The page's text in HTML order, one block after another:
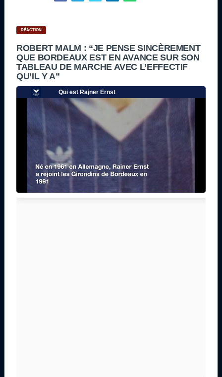
RÉACTION
ROBERT MALM : “JE PENSE SINCÈREMENT
QUE BORDEAUX EST EN AVANCE SUR SON
TABLEAU DE MARCHE AVEC L’EFFECTIF
QU’IL Y A”